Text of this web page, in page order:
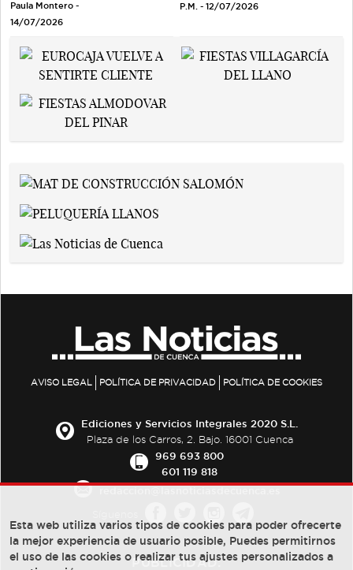
Paula Montero -
14/07/2026
P.M. - 12/07/2026
AVISO LEGAL POLÍTICA DE PRIVACIDAD POLÍTICA DE COOKIES
Ediciones y Servicios Integrales 2020 S.L.
Plaza de los Carros, 2. Bajo. 16001 Cuenca
969 693 800
601 119 818
PUBLICIDAD:
Esta web utiliza varios tipos de cookies para poder ofrecerte
la mejor experiencia de usuario posible, Puedes permitirnos
el uso de las cookies o realizar tus ajustes personalizados a